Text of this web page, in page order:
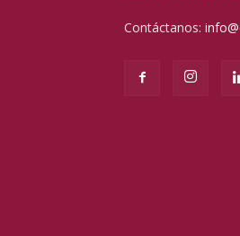
Contáctanos: